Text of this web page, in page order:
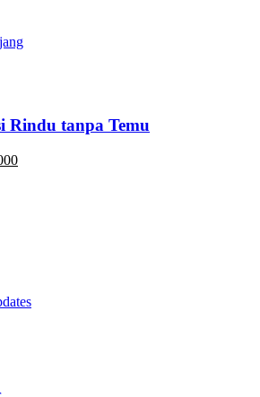
Rindu tanpa Temu
Harga